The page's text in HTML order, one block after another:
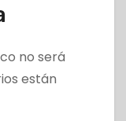
no será
están